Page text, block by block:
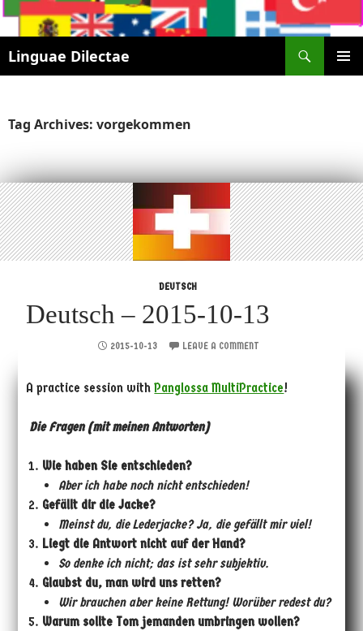
Linguae Dilectae
SKIP
Tag Archives: vorgekommen
DEUTSCH
Deutsch – 2015-10-13
2015-10-13 LEAVE A COMMENT
A practice session withPanglossa MultiPractice!
Die Fragen (mit meinen Antworten)
Wie haben Sie entschieden?
Aber ich habe noch nicht entschieden!
Gefällt dir die Jacke?
Meinst du, die Lederjacke? Ja, die gefällt mir viel!
Liegt die Antwort nicht auf der Hand?
So denke ich nicht; das ist sehr subjektiv.
Glaubst du, man wird uns retten?
Wir brauchen aber keine Rettung! Worüber redest du?
Warum sollte Tom jemanden umbringen wollen?